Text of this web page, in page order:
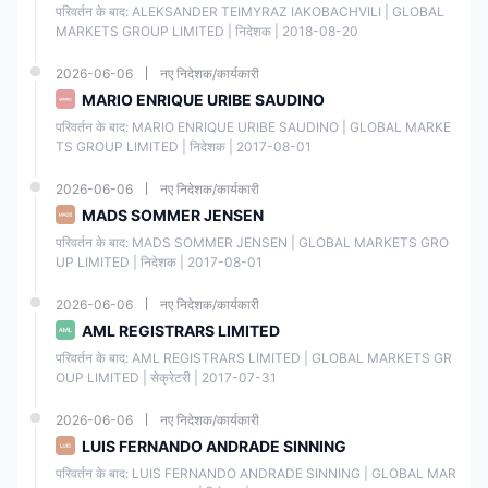
पता होना चाहिए।
GTCकई चैनलों के माध्यम से 24/7
ग्राहक सहायता यह सुनिश्चित करती है
कि व्यापारियों को जब भी आवश्यकता
हो, सहायता प्राप्त कर सकें।
द्वारा स्वीकृत भुगतान विधियों की
विविधता GTC धन जमा करने और
निकालने के लिए लचीलापन और सुविधा
प्रदान करता है।
बाजार उपकरण
GTCअपने ग्राहकों के विभिन्न हितों और रणनीतियों को पूरा करने के लिए विविध प्रकार के
व्यापारिक उपकरण प्रदान करता है। व्यापारियों के पास विदेशी मुद्रा बाजार में प्रमुख और मामूली
मुद्रा जोड़े, बिटकॉइन और एथेरियम जैसी लोकप्रिय क्रिप्टोकरेंसी, कच्चे तेल और प्राकृतिक
गैस जैसी ऊर्जा वस्तुओं की एक विस्तृत श्रृंखला, प्रमुख वैश्विक प्रतिनिधित्व करने वाले विभिन्न
परिवर्तन के बाद: ALEKSANDER TEIMYRAZ IAKOBACHVILI | GLOBAL
MARKETS GROUP LIMITED | निदेशक | 2018-08-20
2026-06-06 नए निदेशक/कार्यकारी
MARIO ENRIQUE URIBE SAUDINO
परिवर्तन के बाद: MARIO ENRIQUE URIBE SAUDINO | GLOBAL MARKE
TS GROUP LIMITED | निदेशक | 2017-08-01
2026-06-06 नए निदेशक/कार्यकारी
MADS SOMMER JENSEN
परिवर्तन के बाद: MADS SOMMER JENSEN | GLOBAL MARKETS GRO
UP LIMITED | निदेशक | 2017-08-01
2026-06-06 नए निदेशक/कार्यकारी
AML REGISTRARS LIMITED
परिवर्तन के बाद: AML REGISTRARS LIMITED | GLOBAL MARKETS GR
OUP LIMITED | सेक्रेटरी | 2017-07-31
2026-06-06 नए निदेशक/कार्यकारी
LUIS FERNANDO ANDRADE SINNING
परिवर्तन के बाद: LUIS FERNANDO ANDRADE SINNING | GLOBAL MAR